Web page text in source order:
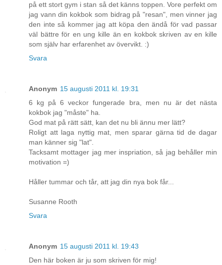
på ett stort gym i stan så det känns toppen. Vore perfekt om
jag vann din kokbok som bidrag på "resan", men vinner jag
den inte så kommer jag att köpa den ändå för vad passar
väl bättre för en ung kille än en kokbok skriven av en kille
som själv har erfarenhet av övervikt. :)
Svara
Anonym 15 augusti 2011 kl. 19:31
6 kg på 6 veckor fungerade bra, men nu är det nästa
kokbok jag "måste" ha.
God mat på rätt sätt, kan det nu bli ännu mer lätt?
Roligt att laga nyttig mat, men sparar gärna tid de dagar
man känner sig "lat".
Tacksamt mottager jag mer inspriation, så jag behåller min
motivation =)
Håller tummar och tår, att jag din nya bok får...
Susanne Rooth
Svara
Anonym 15 augusti 2011 kl. 19:43
Den här boken är ju som skriven för mig!